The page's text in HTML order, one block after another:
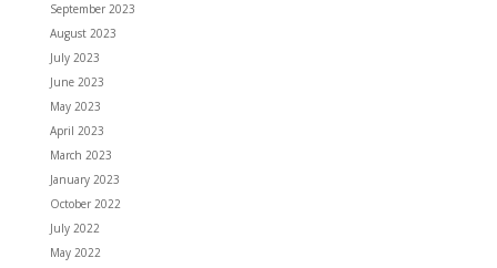
September 2023
August 2023
July 2023
June 2023
May 2023
April 2023
March 2023
January 2023
October 2022
July 2022
May 2022